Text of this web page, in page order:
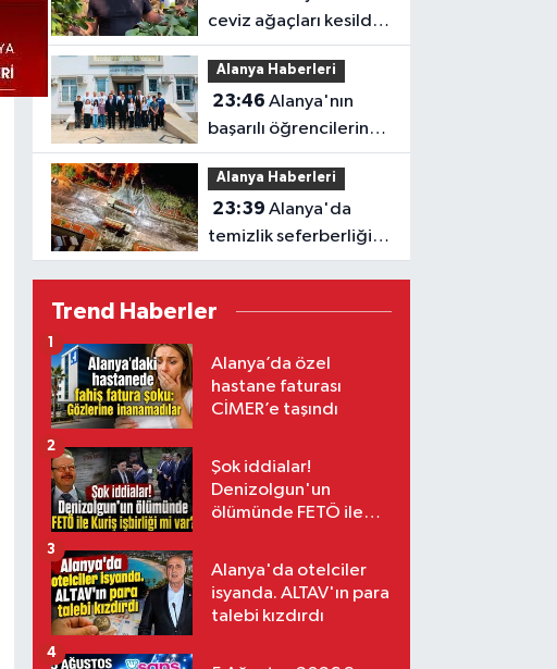
ceviz ağaçları kesildi,
vatandaş isyan etti
Alanya Haberleri
23:46 Alanya'nın
başarılı öğrencilerine
Kaymakam Öztürk'ten
tebrik
Alanya Haberleri
23:39 Alanya'da
temizlik seferberliği:
Ekipler 7 gün 24 saat
Trend Haberler
Alanya’da özel
hastane faturası
CİMER’e taşındı
1
Şok iddialar!
Denizolgun'un
ölümünde FETÖ ile
2
Alanya'da otelciler
isyanda. ALTAV'ın para
talebi kızdırdı
3
4